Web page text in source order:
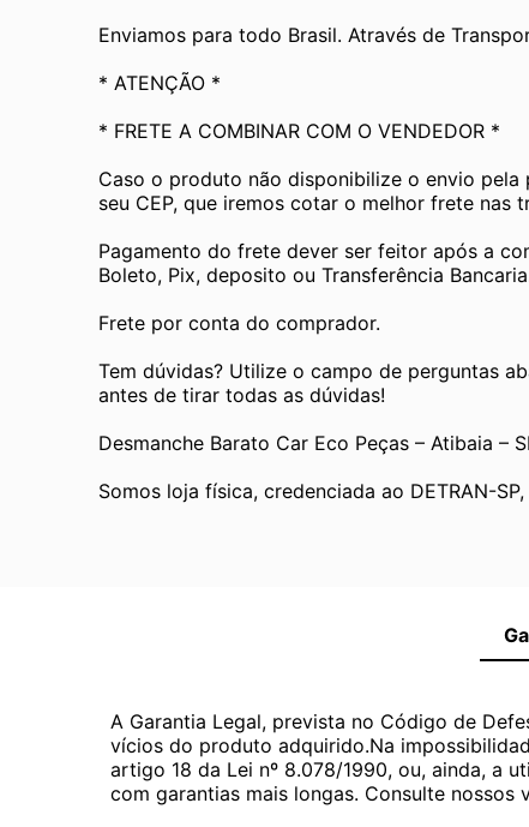
Enviamos para todo Brasil. Através de
* ATENÇÃO *
* FRETE A COMBINAR COM O VENDEDOR *
Caso o produto não disponibilize o envio
seu CEP, que iremos cotar o melhor frete nas
Pagamento do frete dever ser feitor após a
Boleto, Pix, deposito ou Transferência
Frete por conta do comprador.
Tem dúvidas? Utilize o campo de perguntas
antes de tirar todas as dúvidas!
Desmanche Barato Car Eco Peças – Atibaia –
Somos loja física, credenciada ao DETRAN-
A Garantia Legal, prevista no Código de
vícios do produto adquirido.Na
artigo 18 da Lei nº 8.078/1990, ou, ainda, a
com garantias mais longas. Consulte nossos